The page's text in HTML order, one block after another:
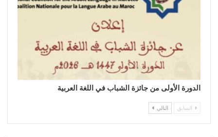
الدورة الأولى من جائزة الشباب في اللغة العربية
السابق التالي